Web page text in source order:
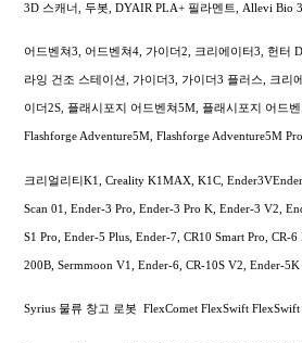
3D 스캐너, 두봇, DYAIR PLA+ 필라멘트, Allevi Bio
어드벤쳐3, 어드벤쳐4, 가이더2, 크리에이터3, 헌터
라잉 건조 스테이션, 가이더3, 가이더3 플러스, 크리
이더2S, 플래시포지 어드벤쳐5M, 플래시포지 어드
Flashforge Adventure5M, Flashforge Adventure5M
크리얼리티K1, Creality K1MAX, K1C,
Scan 01, Ender-3 Pro, Ender-3 Pro K, Ender-3 V2,
S1 Pro, Ender-5 Plus, Ender-7, CR10 Smart Pro, CR-
200B, Sermmoon V1, Ender-6, CR-10S V2, Ender-5K
Syrius 물류 창고 로봇 FlexComet FlexSwift FlexSwift